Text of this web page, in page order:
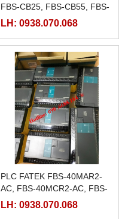
FBS-CB25, FBS-CB55, FBS-
CB2, FBS-CB5
LH: 0938.070.068
PLC FATEK FBS-40MAR2-
AC, FBS-40MCR2-AC, FBS-
40MCRT-AC, FBS-40MART-
LH: 0938.070.068